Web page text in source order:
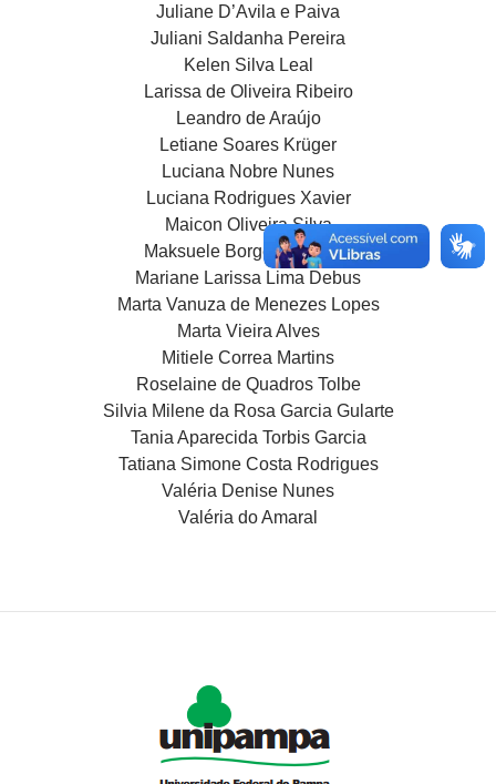
Juliane D’Avila e Paiva
Juliani Saldanha Pereira
Kelen Silva Leal
Larissa de Oliveira Ribeiro
Leandro de Araújo
Letiane Soares Krüger
Luciana Nobre Nunes
Luciana Rodrigues Xavier
Maicon Oliveira Silva
Maksuele Borges Romeiro
Mariane Larissa Lima Debus
Marta Vanuza de Menezes Lopes
Marta Vieira Alves
Mitiele Correa Martins
Roselaine de Quadros Tolbe
Silvia Milene da Rosa Garcia Gularte
Tania Aparecida Torbis Garcia
Tatiana Simone Costa Rodrigues
Valéria Denise Nunes
Valéria do Amaral